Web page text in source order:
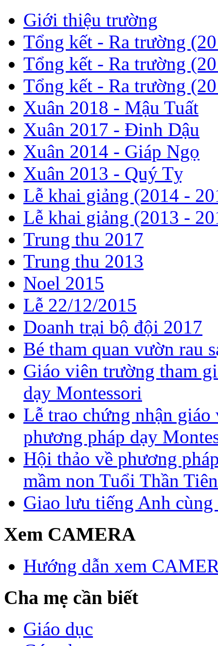
Giới thiệu trường
Tổng kết - Ra trường
Tổng kết - Ra trường
Tổng kết - Ra trường
Xuân 2018 - Mậu Tuất
Xuân 2017 - Đinh Dậu
Xuân 2014 - Giáp Ngọ
Xuân 2013 - Quý Tỵ
Lễ khai giảng (2014 -
Lễ khai giảng (2013 -
Trung thu 2017
Trung thu 2013
Noel 2015
Lễ 22/12/2015
Doanh trại bộ đội 2017
Bé tham quan vườn rau
Giáo viên trường tham
dạy Montessori
Lễ trao chứng nhận giáo
phương pháp dạy
Hội thảo về phương
mầm non Tuổi Thần Tiên
Giao lưu tiếng Anh
Xem CAMERA
Hướng dẫn xem
Cha mẹ cần biết
Giáo dục